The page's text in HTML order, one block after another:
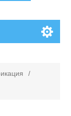
/